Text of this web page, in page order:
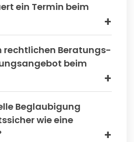
ein Termin beim
rechtlichen Beratungs-
beim
Beglaubigung
wie eine